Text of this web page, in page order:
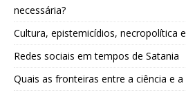
necessária?
Cultura, epistemicídios, necropolítica
Redes sociais em tempos de Satania
Quais as fronteiras entre a ciência e a